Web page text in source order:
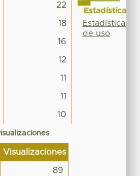
22
18
16
12
11
11
10
Visualizaciones
89
Estadísticas
Estadísticas
de uso